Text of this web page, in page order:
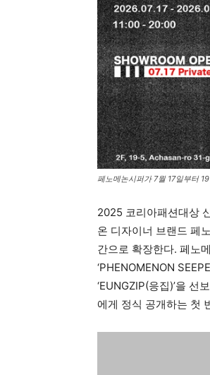
페노메논시퍼가 7월 17일부터
2025 코리아패션대상
온 디자이너 브랜드 페
간으로 확장한다. 페노
‘PHENOMENON
‘EUNGZIP(응집)’을
에게 정식 공개하는 첫